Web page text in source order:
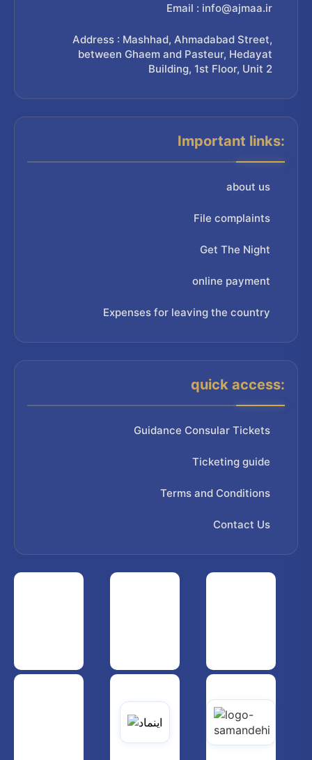
Email : info@ajmaa.ir
Address : Mashhad, Ahmadabad Street,
between Ghaem and Pasteur, Hedayat
Building, 1st Floor, Unit 2
Important links:
about us
File complaints
Get The Night
online payment
Expenses for leaving the country
quick access:
Guidance Consular Tickets
Ticketing guide
Terms and Conditions
Contact Us